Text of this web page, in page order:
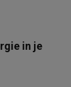
in je